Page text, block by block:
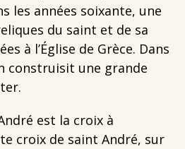
les années soixante, une
du saint et de sa
à l’Église de Grèce. Dans
construisit une grande
est la croix à
croix de saint André, sur